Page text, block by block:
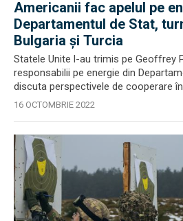
Americanii fac apelul pe
Departamentul de Stat,
Bulgaria și Turcia
Statele Unite l-au trimis pe Geoffrey
responsabilii pe energie din
discuta perspectivele de cooperare
16 OCTOMBRIE 2022